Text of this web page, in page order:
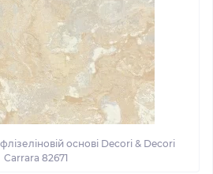
основі Decori & Decori
Carrara 82671